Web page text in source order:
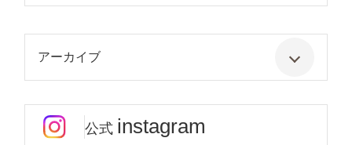
アーカイブ
公式 instagram